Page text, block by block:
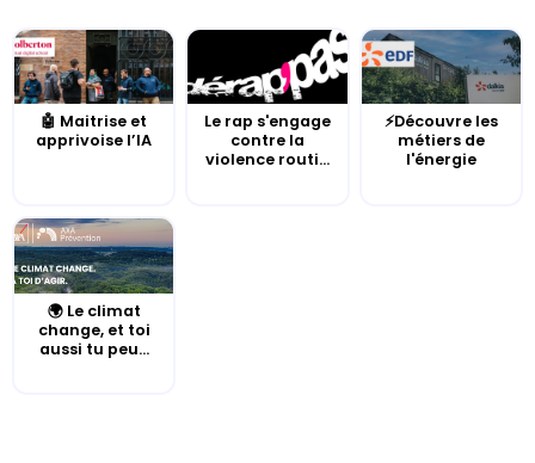
🤖 Maitrise et
apprivoise l’IA
Le rap s'engage
contre la
violence routi...
⚡Découvre les
métiers de
l'énergie
🌍 Le climat
change, et toi
aussi tu peu...